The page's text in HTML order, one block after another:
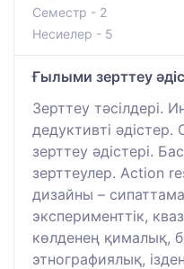
Семестр - 2
Несиелер - 5
Ғылыми зерттеу
Зерттеу тәсілдері.
дедуктивті
зерттеу әдістері.
зерттеулер. Action
дизайны –
эксперименттік,
көлденең қималық,
этнографиялық,